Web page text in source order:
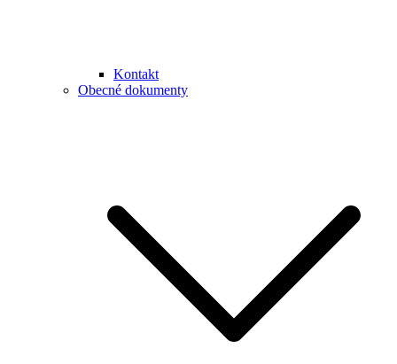
Kontakt
Obecné dokumenty